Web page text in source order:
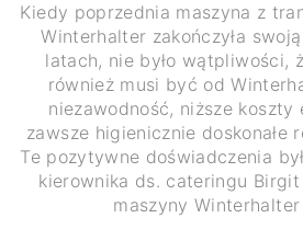
Kiedy poprzednia maszyna z
Winterhalter zakończyła
latach, nie było wątpliwości,
również musi być od
niezawodność, niższe koszty
zawsze higienicznie doskonałe
Te pozytywne doświadczenia
kierownika ds. cateringu
maszyny